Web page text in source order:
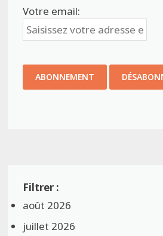
Votre email:
août 2026
juillet 2026